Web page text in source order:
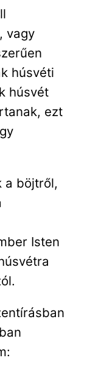
vagy
húsvéti
húsvét
ezt
a böjtről,
Isten